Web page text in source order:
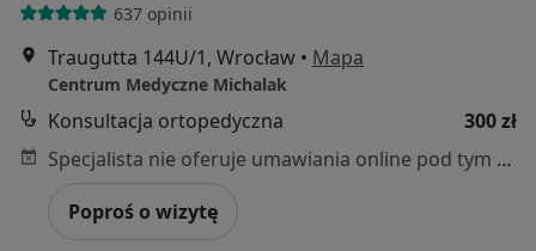
637 opinii
Traugutta 144U/1, Wrocław • Mapa
Centrum Medyczne Michalak
Konsultacja ortopedyczna
300 zł
Specjalista nie oferuje umawiania online pod tym adresem.
Poproś o wizytę